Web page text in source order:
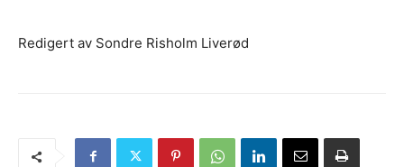
Redigert av Sondre Risholm Liverød